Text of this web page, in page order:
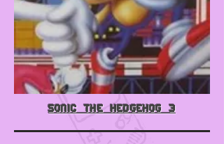
Sonic the Hedgehog 3